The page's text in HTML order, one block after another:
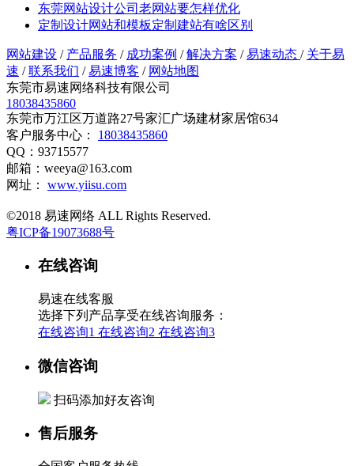
东莞网站设计公司老网站要怎样优化
定制设计网站和模板定制建站有啥区别
网站建设 / 产品服务 / 成功案例 / 解决方案 / 易速动态 / 关于易
速 / 联系我们 / 易速博客 / 网站地图
东莞市易速网络科技有限公司
18038435860
东莞市万江区万道路27号家汇广场建材家居馆634
客户服务中心： 18038435860
QQ：93715577
邮箱：weeya@163.com
网址： www.yiisu.com
©2018 易速网络 ALL Rights Reserved.
粤ICP备19073688号
在线咨询
易速在线客服
选择下列产品享受在线咨询服务：
在线咨询1 在线咨询2 在线咨询3
微信咨询
扫码添加好友咨询
售后服务